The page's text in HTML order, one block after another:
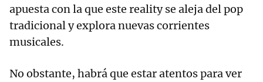
apuesta con la que este reality se aleja del pop
tradicional y explora nuevas corrientes
musicales.
No obstante, habrá que estar atentos para ver